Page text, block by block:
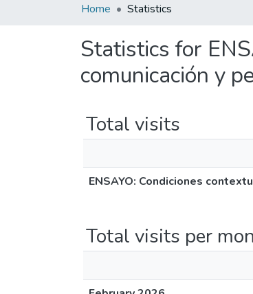
Home Statistics
Statistics for
comunicación y
Total visits
ENSAYO: Condiciones
Total visits per